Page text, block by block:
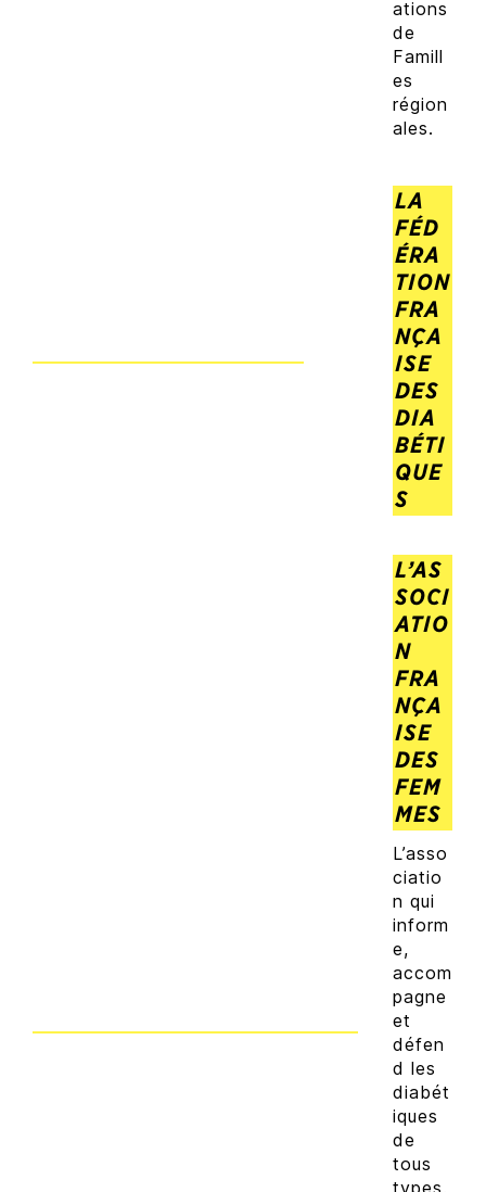
ations
de
Famill
es
région
ales.
LA
FÉD
ÉRA
TION
FRA
NÇA
ISE
DES
DIA
BÉTI
QUE
S
L’AS
SOCI
ATIO
N
FRA
NÇA
ISE
DES
FEM
MES
L’asso
ciatio
n qui
inform
e,
accom
pagne
et
défen
d les
diabét
iques
de
tous
types.